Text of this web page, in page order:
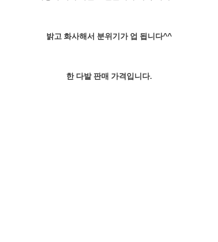
밝고 화사해서 분위기가 업 됩니다^^
한 다발 판매 가격입니다.